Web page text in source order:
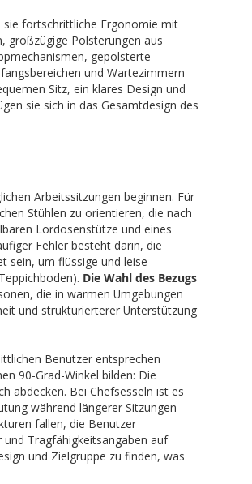
sie fortschrittliche Ergonomie mit
großzügige Polsterungen aus
gepolsterte
und Wartezimmern
Sitz, ein klares Design und
sie sich in das Gesamtdesign des
Arbeitssitzungen beginnen. Für
Stühlen zu orientieren, die nach
Lordosenstütze und eines
Fehler besteht darin, die
sein, um flüssige und leise
Die Wahl des Bezugs
die in warmen Umgebungen
und strukturierterer Unterstützung
Benutzer entsprechen
90-Grad-Winkel bilden: Die
abdecken. Bei Chefsesseln ist es
während längerer Sitzungen
fallen, die Benutzer
Tragfähigkeitsangaben auf
und Zielgruppe zu finden, was